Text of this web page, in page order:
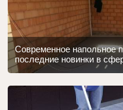
Современное напольное
последние новинки в